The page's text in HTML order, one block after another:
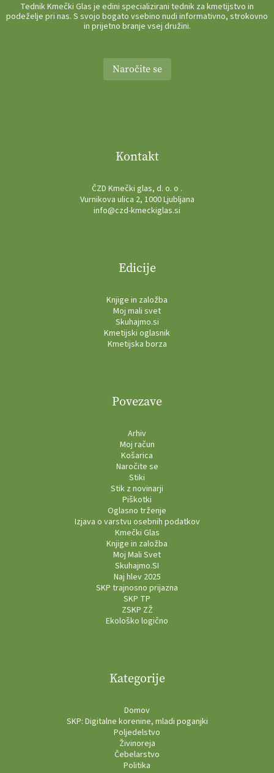
Tednik Kmečki Glas je edini specializirani tednik za kmetijstvo in
podeželje pri nas. S svojo bogato vsebino nudi informativno, strokovno
in prijetno branje vsej družini.
Naročite se
Kontakt
ČZD Kmečki glas, d. o. o .
Vurnikova ulica 2, 1000 Ljubljana
info@czd-kmeckiglas.si
Edicije
Knjige in založba
Moj mali svet
Skuhajmo.si
Kmetijski oglasnik
Kmetijska borza
Povezave
Arhiv
Moj račun
Košarica
Naročite se
Stiki
Stik z novinarji
Piškotki
Oglasno trženje
Izjava o varstvu osebnih podatkov
Kmečki Glas
Knjige in založba
Moj Mali Svet
Skuhajmo.SI
Naj hlev 2025
SKP trajnosno prijazna
SKP TP
ZSKP ZŽ
Ekološko logično
Kategorije
Domov
SKP: Digitalne korenine, mladi poganjki
Poljedelstvo
Živinoreja
Čebelarstvo
Politika